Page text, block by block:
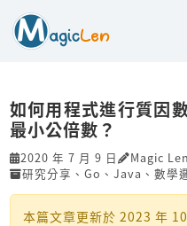
如何用程式進行質因
最小公倍數？
2020 年 7 月 9 日
Magic Len
研究分享 、 Go 、 Java 、 數學
本篇文章更新於 2023 年